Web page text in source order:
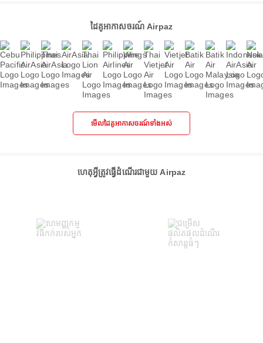
ដៃគូអាកាសចរណ៍ Airpaz
មើលដៃគូអាកាសចរណ៍ទាំងអស់
ហេតុអ្វីត្រូវធ្វើដំណើរជាមួយ Airpaz